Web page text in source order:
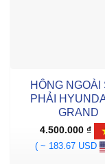
HÔNG NGOÀI
PHẢI
GRAND
4.500.000 ₫
( ~ 183.67 USD